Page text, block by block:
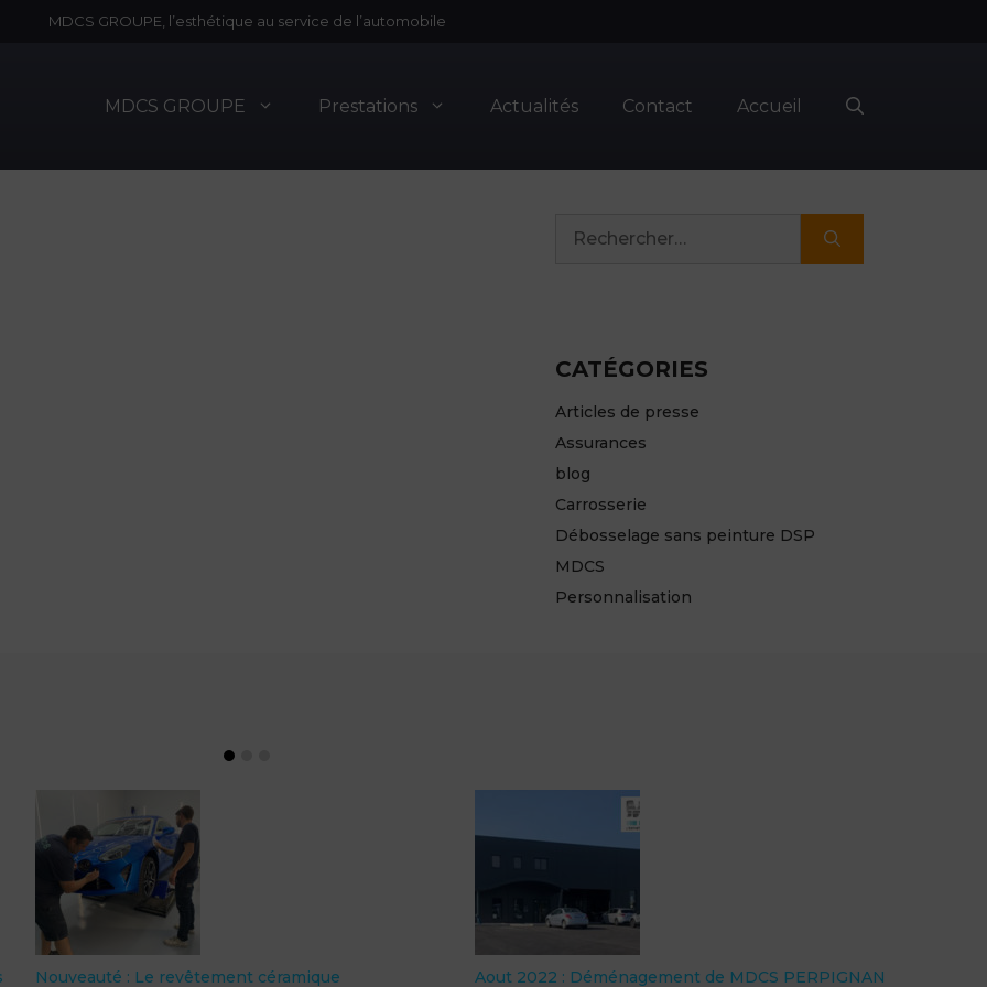
MDCS GROUPE, l’esthétique au service de l’automobile
MDCS GROUPE Prestations Actualités Contact Accueil
CATÉGORIES
Articles de presse
Assurances
blog
Carrosserie
Débosselage sans peinture DSP
MDCS
Personnalisation
Nouveauté : Le revêtement céramique Aout 2022 : Déménagement de MDCS PERPIGNAN